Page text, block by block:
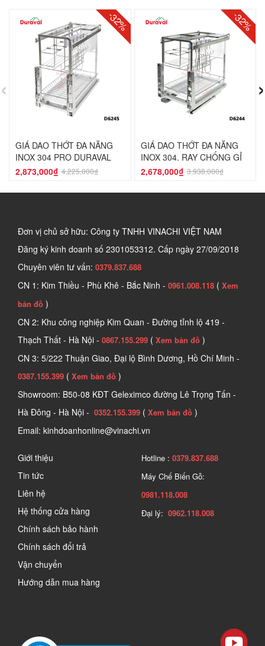
-32%
GIÁ DAO THỚT ĐA NĂNG
INOX 304 PRO DURAVAL
D6245
2,873,000₫ 4,225,000₫
-32%
GIÁ DAO THỚT ĐA NĂNG
INOX 304, RAY CHỐNG GỈ
DURAVAL D6244
2,678,000₫ 3,938,000₫
‹ ›
Đơn vị chủ sở hữu: Công ty TNHH VINACHI VIỆT NAM
Đăng ký kinh doanh số 2301053312. Cấp ngày 27/09/2018
Chuyên viên tư vấn: 0379.837.688
CN 1: Kim Thiều - Phù Khê - Bắc Ninh - 0961.008.118 ( Xem
bản đồ )
CN 2: Khu công nghiệp Kim Quan - Đường tỉnh lộ 419 -
Thạch Thất - Hà Nội - 0867.155.299 ( Xem bản đồ )
CN 3: 5/222 Thuận Giao, Đại lộ Bình Dương, Hồ Chí Minh -
0387.155.399 ( Xem bản đồ )
Showroom: B50-08 KĐT Geleximco đường Lê Trọng Tấn -
Hà Đông - Hà Nội - 0352.155.399 ( Xem bản đồ )
Email: kinhdoanhonline@vinachi.vn
Giới thiệu
Tin tức
Liên hệ
Hệ thống cửa hàng
Chính sách bảo hành
Chính sách đổi trả
Vận chuyển
Hướng dẫn mua hàng
Hotline : 0379.837.688
Máy Chế Biến Gỗ:
0981.118.008
Đại lý: 0962.118.008